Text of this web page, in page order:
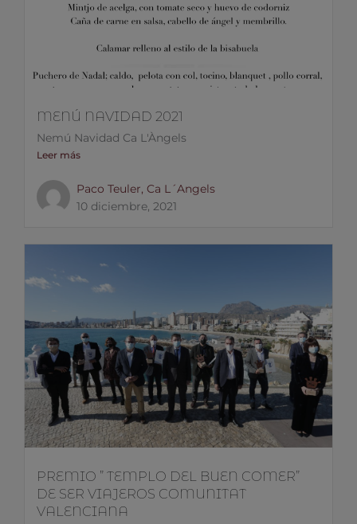
MENÚ NAVIDAD 2021
Nemú Navidad Ca L'Àngels
Leer más
Paco Teuler, Ca L´Angels
10 diciembre, 2021
PREMIO ” TEMPLO DEL BUEN COMER”
DE SER VIAJEROS COMUNITAT
VALENCIANA